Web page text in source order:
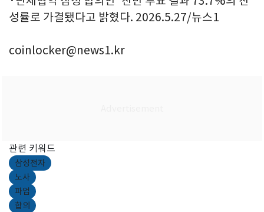
성률로 가결됐다고 밝혔다. 2026.5.27/뉴스1
coinlocker@news1.kr
관련 키워드
삼성전자
노사
파업
합의